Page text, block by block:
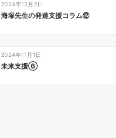
2024年12月2日
海塚先生の発達支援コラム⑫
2024年11月1日
未来支援⑥